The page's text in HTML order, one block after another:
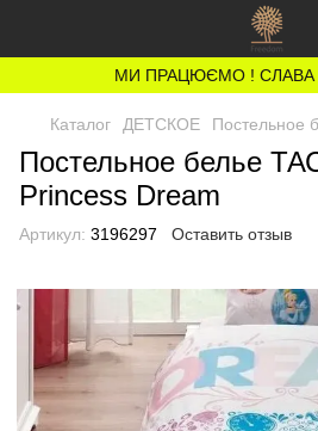
МИ ПРАЦЮЄМО ! СЛАВА
Каталог ДЕТСКОЕ Постельное
Постельное белье
Princess Dream
Артикул: 3196297 Оставить отзыв